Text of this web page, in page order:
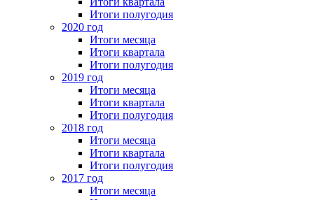
Итоги полугодия
2020 год
Итоги месяца
Итоги квартала
Итоги полугодия
2019 год
Итоги месяца
Итоги квартала
Итоги полугодия
2018 год
Итоги месяца
Итоги квартала
Итоги полугодия
2017 год
Итоги месяца